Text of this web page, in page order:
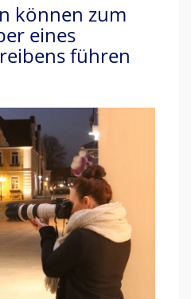
können zum
eines
führen